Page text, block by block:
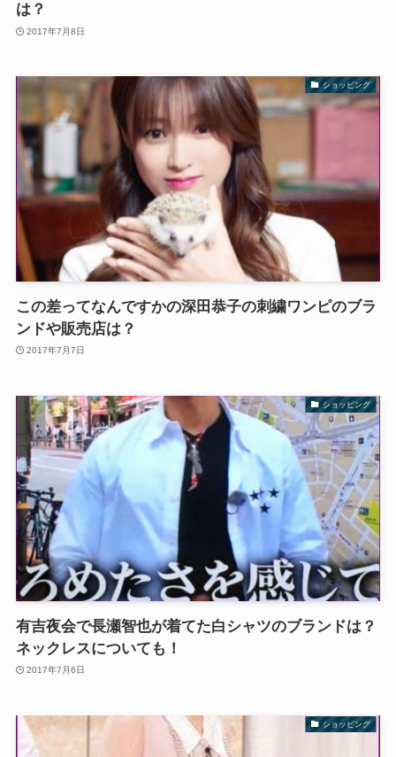
は？
2017年7月8日
ショッピング
この差ってなんですかの深田恭子の刺繍ワンピのブラ
ンドや販売店は？
2017年7月7日
ショッピング
有吉夜会で長瀬智也が着てた白シャツのブランドは？
ネックレスについても！
2017年7月6日
ショッピング